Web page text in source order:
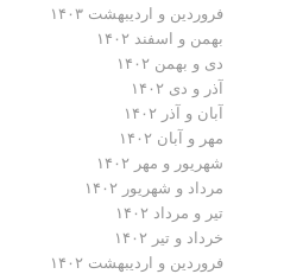
فروردین و اردیبهشت ۱۴۰۳
بهمن و اسفند ۱۴۰۲
دی و بهمن ۱۴۰۲
آذر و دی ۱۴۰۲
آبان و آذر ۱۴۰۲
مهر و آبان ۱۴۰۲
شهریور و مهر ۱۴۰۲
مرداد و شهریور ۱۴۰۲
تیر و مرداد ۱۴۰۲
خرداد و تیر ۱۴۰۲
فروردین و اردیبهشت ۱۴۰۲